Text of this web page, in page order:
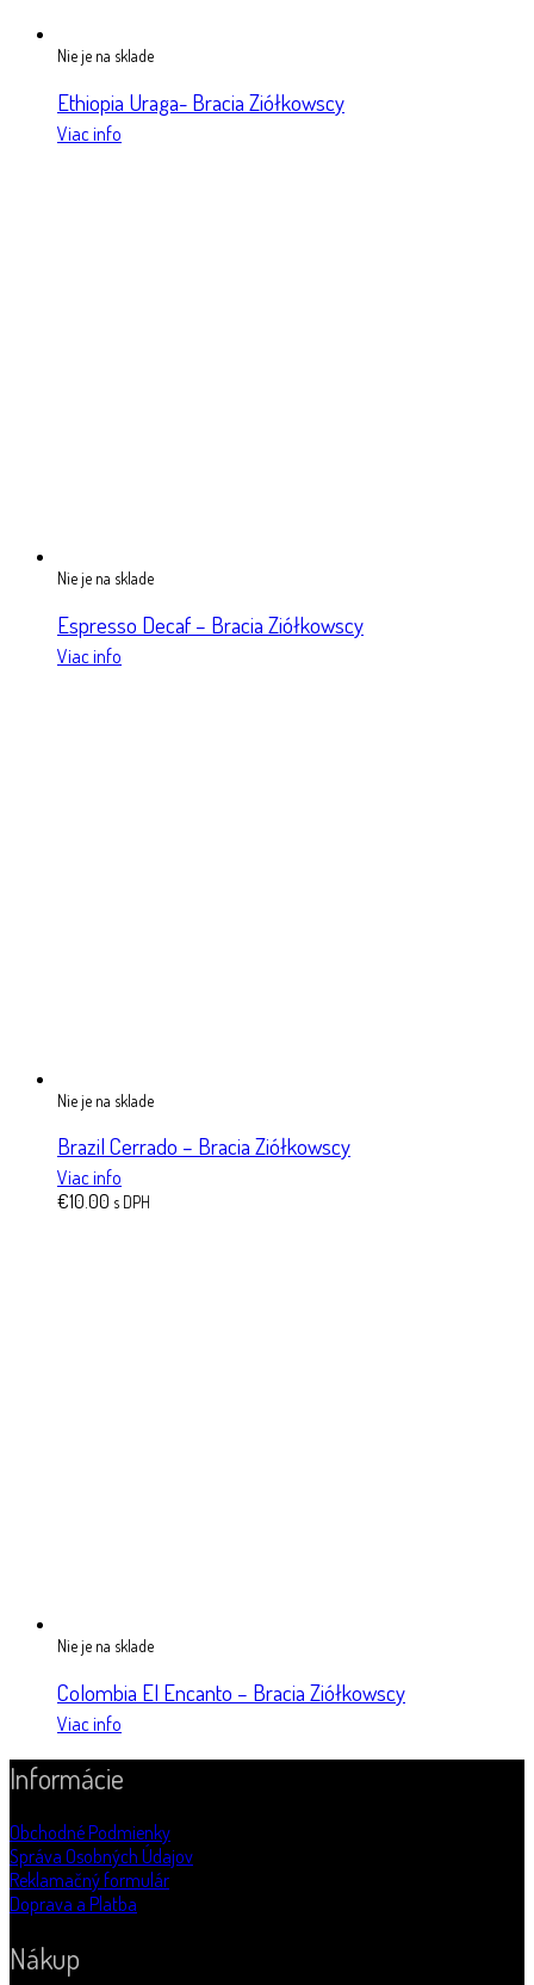
Nie je na sklade
Ethiopia Uraga- Bracia Ziółkowscy
Viac info
Nie je na sklade
Espresso Decaf – Bracia Ziółkowscy
Viac info
Nie je na sklade
Brazil Cerrado – Bracia Ziółkowscy
Viac info
€10.00 s DPH
Nie je na sklade
Colombia El Encanto – Bracia Ziółkowscy
Viac info
Informácie
Obchodné Podmienky
Správa Osobných Údajov
Reklamačný formulár
Doprava a Platba
Nákup